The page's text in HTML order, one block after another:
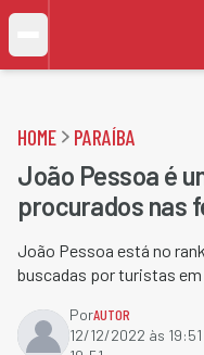
HOME PARAÍBA
João Pessoa é
procurados nas
João Pessoa está no
buscadas por turistas
PorAUTOR
12/12/2022 às 19:51